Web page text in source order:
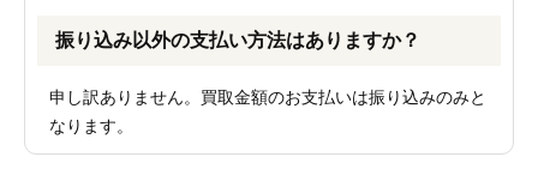
振り込み以外の支払い方法はありますか？
申し訳ありません。買取金額のお支払いは振り込みのみと
なります。